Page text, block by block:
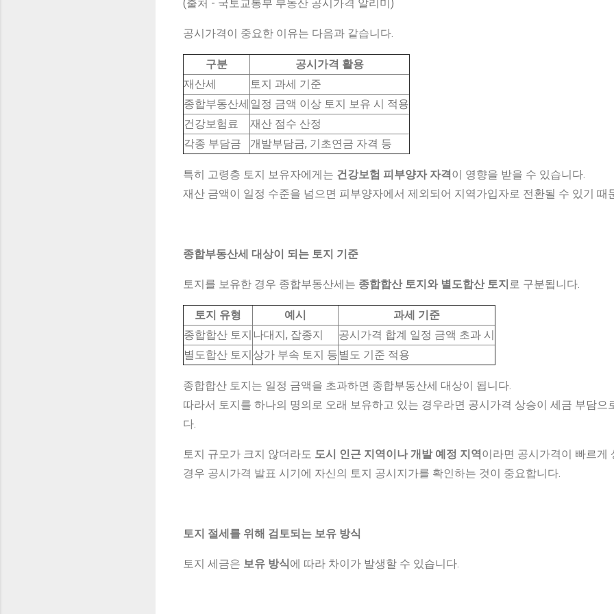
(출처 - 국토교통부 부동산 공시가격 알리미)
공시가격이 중요한 이유는 다음과 같습니다.
구분
공시가격 활용
재산세
토지 과세 기준
종합부동산세 일정 금액 이상 토지 보유 시 적용
건강보험료
재산 점수 산정
각종 부담금
개발부담금, 기초연금 자격 등
특히 고령층 토지 보유자에게는 건강보험 피부양자 자격이 영향을 받을 수 있습니다.
재산 금액이 일정 수준을 넘으면 피부양자에서 제외되어 지역가입자로 전환될 수 있기 때
종합부동산세 대상이 되는 토지 기준
토지를 보유한 경우 종합부동산세는 종합합산 토지와 별도합산 토지로 구분됩니다.
토지 유형 예시
과세 기준
종합합산 토지 나대지, 잡종지
공시가격 합계 일정 금액 초과 시
별도합산 토지 상가 부속 토지 등 별도 기준 적용
종합합산 토지는 일정 금액을 초과하면 종합부동산세 대상이 됩니다.
따라서 토지를 하나의 명의로 오래 보유하고 있는 경우라면 공시가격 상승이 세금 부담으
다.
토지 규모가 크지 않더라도 도시 인근 지역이나 개발 예정 지역이라면 공시가격이 빠르게
경우 공시가격 발표 시기에 자신의 토지 공시지가를 확인하는 것이 중요합니다.
토지 절세를 위해 검토되는 보유 방식
토지 세금은 보유 방식에 따라 차이가 발생할 수 있습니다.